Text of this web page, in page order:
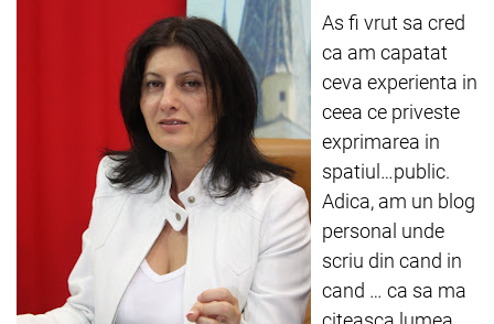
As fi vrut sa cred
ca am capatat
ceva experienta in
ceea ce priveste
exprimarea in
spatiul…public.
Adica, am un blog
personal unde
scriu din cand in
cand … ca sa ma